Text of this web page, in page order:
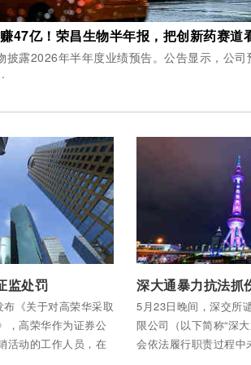
47亿！荣昌生物半年报，把创新药赛道
披露2026年半年度业绩预告。公告显示，公
监处罚
《关于对高荣华采取
，高荣华作为证券公
活动的工作人员，在
深大通暴力抗法抓
5月23日晚间，深交所
限公司（以下简称“深
会依法履行职责过程中